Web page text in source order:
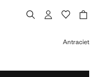
Antraciet